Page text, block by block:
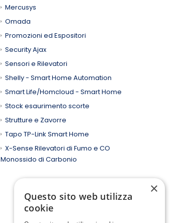
Mercusys
Omada
Promozioni ed Espositori
Security Ajax
Sensori e Rilevatori
Shelly - Smart Home Automation
Smart Life/Homcloud - Smart Home
Stock esaurimento scorte
Strutture e Zavorre
Tapo TP-Link Smart Home
X-Sense Rilevatori di Fumo e CO
Monossido di Carbonio
×
Questo sito web utilizza
cookie